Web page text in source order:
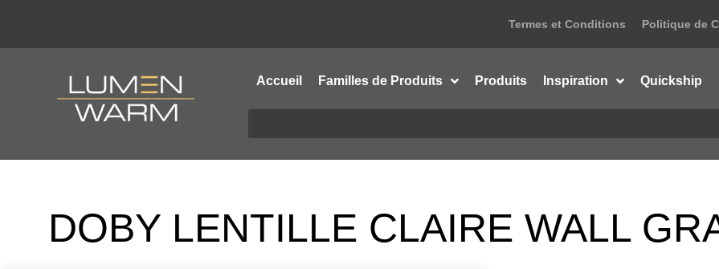
Termes et Conditions Politique de
Accueil Familles de Produits Produits Inspiration Quickship
DOBY LENTILLE CLAIRE WALL